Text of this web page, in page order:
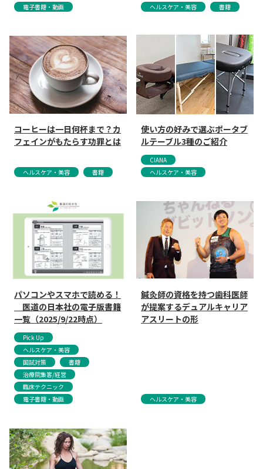
電子書籍・動画 ヘルスケア・美容 書籍
コーヒーは一日何杯まで？カ
フェインがもたらす功罪とは
ヘルスケア・美容 書籍
使い方の好みで選ぶポータブ
ルテーブル3種のご紹介
CIANA
ヘルスケア・美容
パソコンやスマホで読める！
医道の日本社の電子版書籍
一覧（2025/9/22時点）
Pick Up
ヘルスケア・美容
国試対策
書籍
治療院集客/経営
臨床テクニック
電子書籍・動画
鍼灸師の資格を持つ歯科医師
が提案するデュアルキャリア
アスリートの形
ヘルスケア・美容